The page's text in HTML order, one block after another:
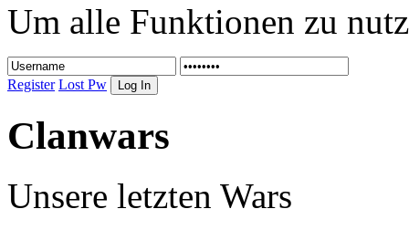
Um alle Funktionen zu
Register Lost Pw
Clanwars
Unsere letzten Wars